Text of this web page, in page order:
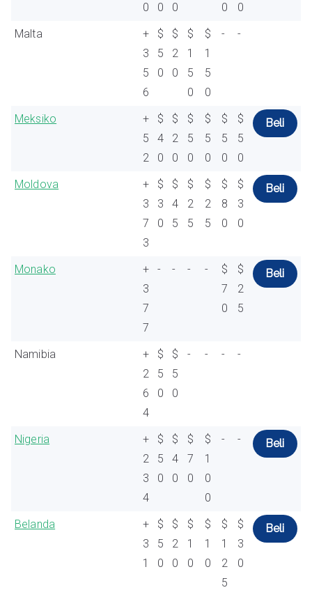
0
0
0
0
0
Malta
+
3
5
6
$
5
0
$
2
0
$
1
5
0
$
1
5
0
- -
Meksiko
+
5
2
$
4
0
$
2
0
$
5
0
$
5
0
$
5
0
$
5
0
Beli
Moldova
+
3
7
3
$
3
0
$
4
5
$
2
5
$
2
5
$
8
0
$
3
0
Beli
Monako
+
3
7
7
- - - -
$
7
0
$
2
5
Beli
Namibia
+
2
6
4
$
5
0
$
5
0
- - - -
Nigeria
+
2
3
4
$
5
0
$
4
0
$
7
0
$
1
0
0
- - Beli
Belanda
+
3
1
$
5
0
$
2
0
$
1
0
$
1
0
$
1
2
5
$
3
0
Beli